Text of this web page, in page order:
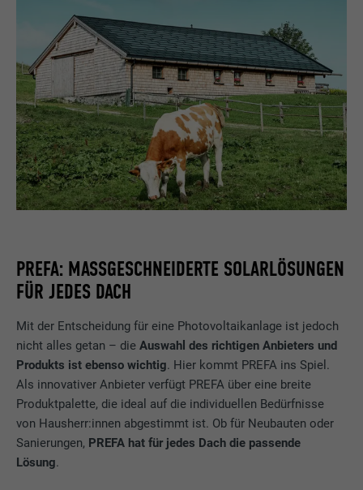
PREFA: MASSGESCHNEIDERTE SOLARLÖSUNGEN F
ÜR JEDES DACH
Mit der Entscheidung für eine Photovoltaikanlage ist jedoch
nicht alles getan – dieAuswahl des richtigen Anbieters und
Produkts ist ebenso wichtig. Hier kommt PREFA ins Spiel.
Als innovativer Anbieter verfügt PREFA über eine breite
Produktpalette, die ideal auf die individuellen Bedürfnisse
von Hausherr:innen abgestimmt ist. Ob für Neubauten oder
Sanierungen, PREFA hat für jedes Dach die passende
Lösung.